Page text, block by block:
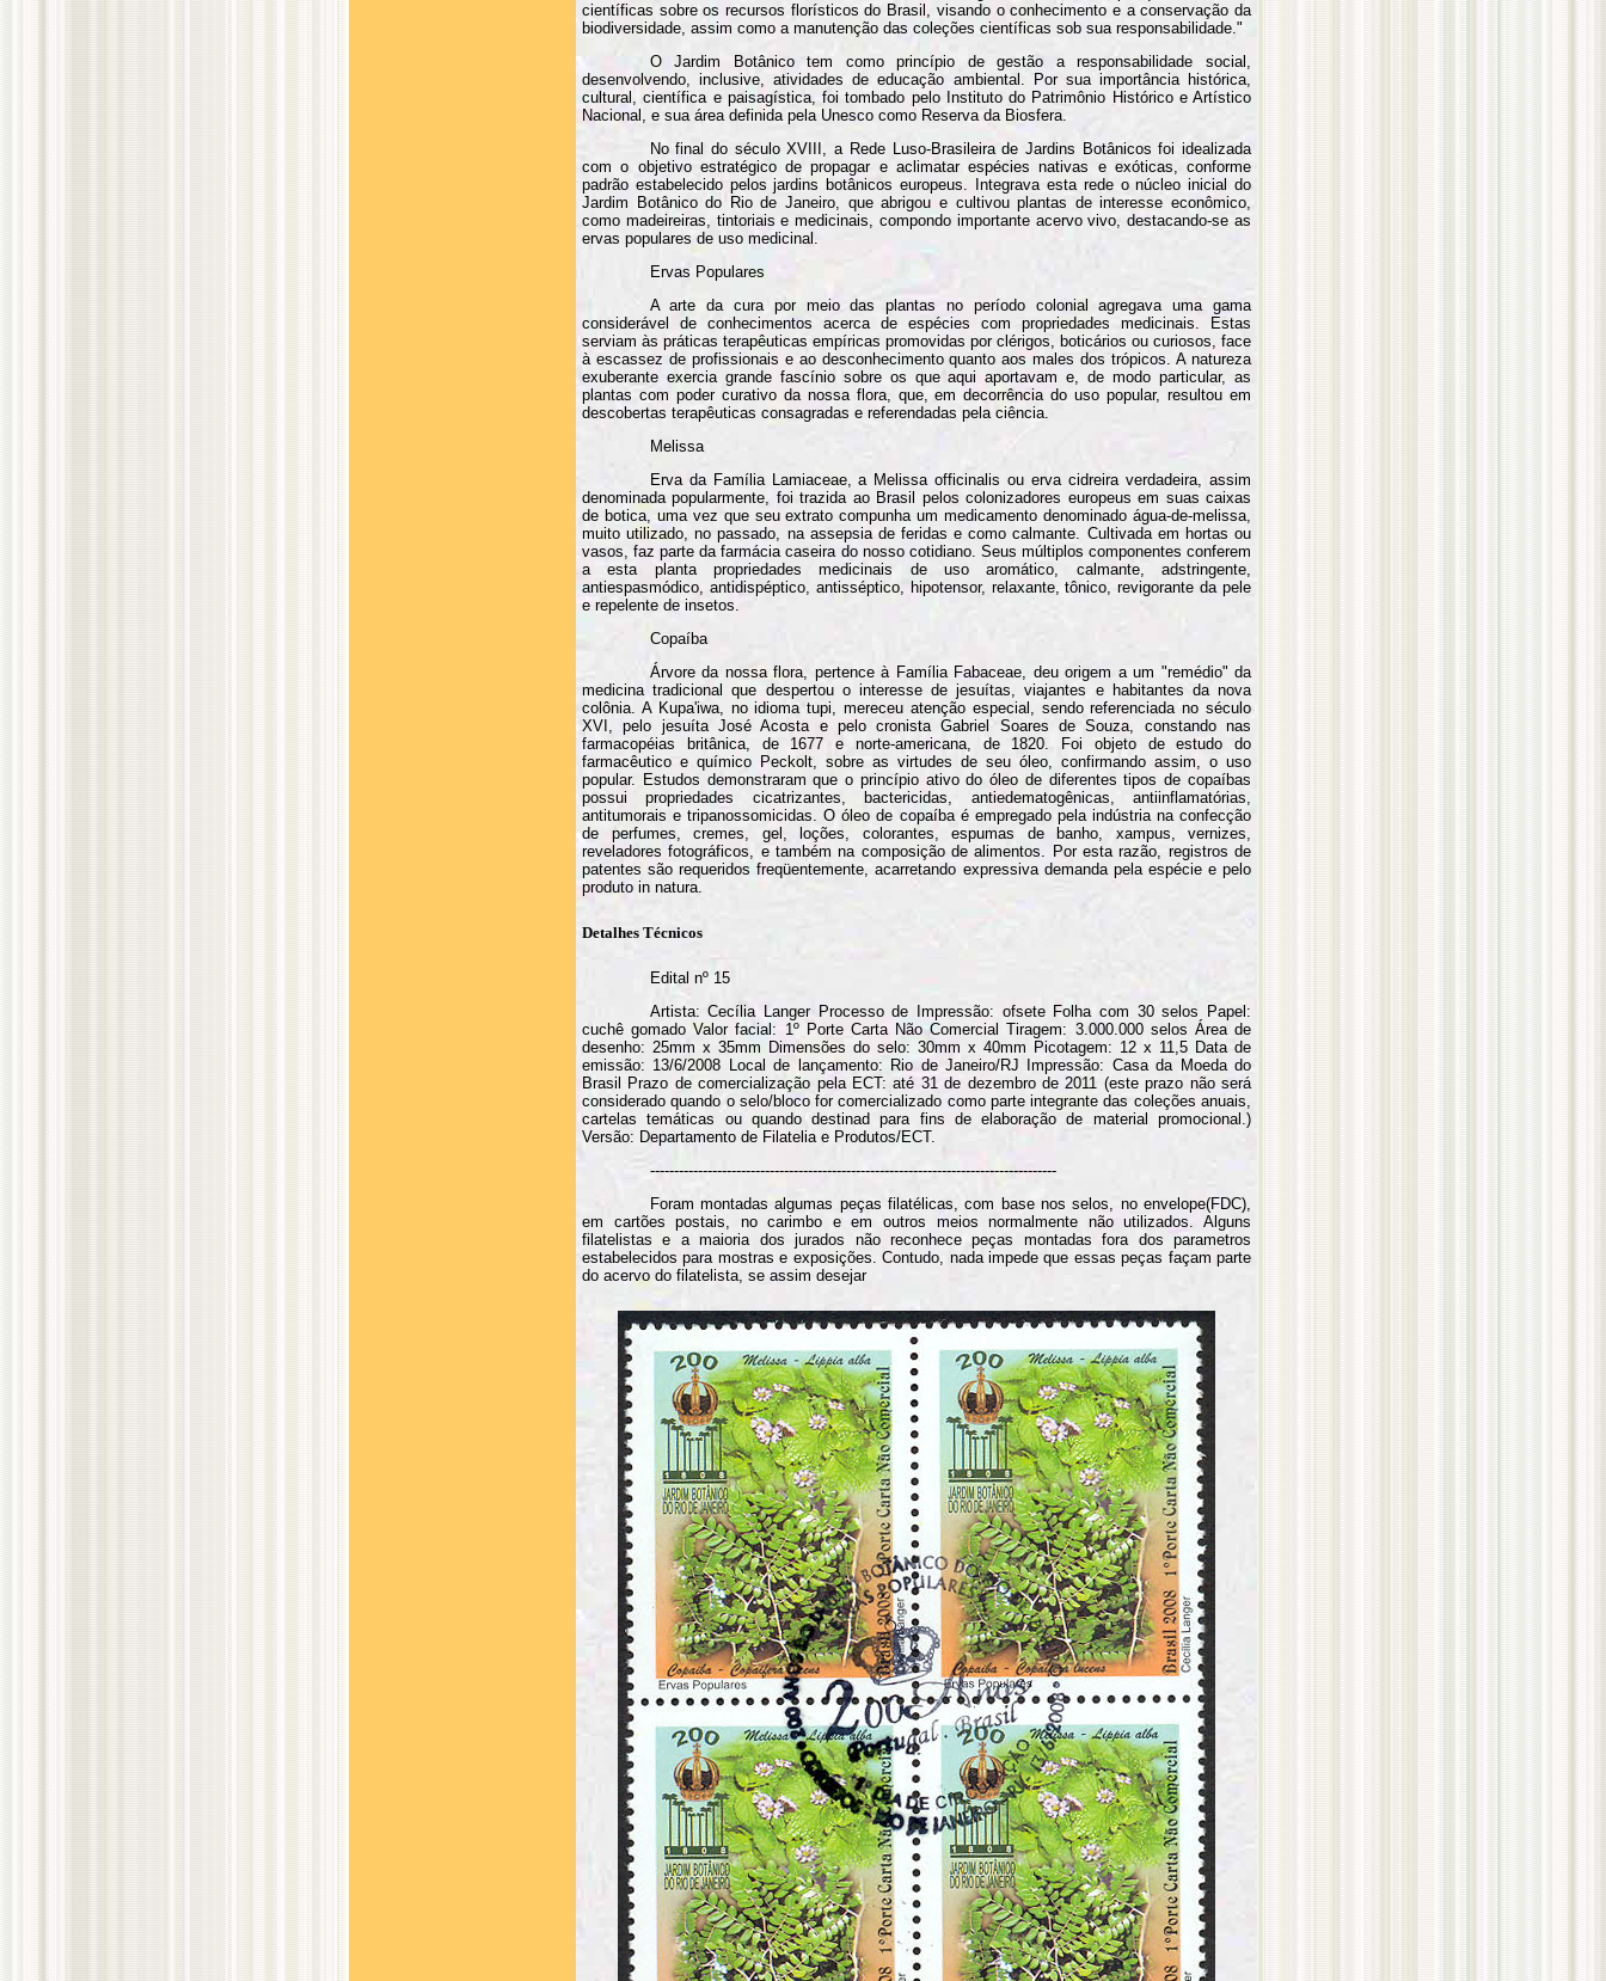
científicas sobre os recursos florísticos do Brasil, visando o conhecimento e a conservação da
biodiversidade, assim como a manutenção das coleções científicas sob sua responsabilidade."
O Jardim Botânico tem como princípio de gestão a responsabilidade social,
desenvolvendo, inclusive, atividades de educação ambiental. Por sua importância histórica,
cultural, científica e paisagística, foi tombado pelo Instituto do Patrimônio Histórico e Artístico
Nacional, e sua área definida pela Unesco como Reserva da Biosfera.
No final do século XVIII, a Rede Luso-Brasileira de Jardins Botânicos foi idealizada
com o objetivo estratégico de propagar e aclimatar espécies nativas e exóticas, conforme
padrão estabelecido pelos jardins botânicos europeus. Integrava esta rede o núcleo inicial do
Jardim Botânico do Rio de Janeiro, que abrigou e cultivou plantas de interesse econômico,
como madeireiras, tintoriais e medicinais, compondo importante acervo vivo, destacando-se as
ervas populares de uso medicinal.
Ervas Populares
A arte da cura por meio das plantas no período colonial agregava uma gama
considerável de conhecimentos acerca de espécies com propriedades medicinais. Estas
serviam às práticas terapêuticas empíricas promovidas por clérigos, boticários ou curiosos, face
à escassez de profissionais e ao desconhecimento quanto aos males dos trópicos. A natureza
exuberante exercia grande fascínio sobre os que aqui aportavam e, de modo particular, as
plantas com poder curativo da nossa flora, que, em decorrência do uso popular, resultou em
descobertas terapêuticas consagradas e referendadas pela ciência.
Melissa
Erva da Família Lamiaceae, a Melissa officinalis ou erva cidreira verdadeira, assim
denominada popularmente, foi trazida ao Brasil pelos colonizadores europeus em suas caixas
de botica, uma vez que seu extrato compunha um medicamento denominado água-de-melissa,
muito utilizado, no passado, na assepsia de feridas e como calmante. Cultivada em hortas ou
vasos, faz parte da farmácia caseira do nosso cotidiano. Seus múltiplos componentes conferem
a esta planta propriedades medicinais de uso aromático, calmante, adstringente,
antiespasmódico, antidispéptico, antisséptico, hipotensor, relaxante, tônico, revigorante da pele
e repelente de insetos.
Copaíba
Árvore da nossa flora, pertence à Família Fabaceae, deu origem a um "remédio" da
medicina tradicional que despertou o interesse de jesuítas, viajantes e habitantes da nova
colônia. A Kupa'iwa, no idioma tupi, mereceu atenção especial, sendo referenciada no século
XVI, pelo jesuíta José Acosta e pelo cronista Gabriel Soares de Souza, constando nas
farmacopéias britânica, de 1677 e norte-americana, de 1820. Foi objeto de estudo do
farmacêutico e químico Peckolt, sobre as virtudes de seu óleo, confirmando assim, o uso
popular. Estudos demonstraram que o princípio ativo do óleo de diferentes tipos de copaíbas
possui propriedades cicatrizantes, bactericidas, antiedematogênicas, antiinflamatórias,
antitumorais e tripanossomicidas. O óleo de copaíba é empregado pela indústria na confecção
de perfumes, cremes, gel, loções, colorantes, espumas de banho, xampus, vernizes,
reveladores fotográficos, e também na composição de alimentos. Por esta razão, registros de
patentes são requeridos freqüentemente, acarretando expressiva demanda pela espécie e pelo
produto in natura.
Detalhes Técnicos
Edital nº 15
Artista: Cecília Langer Processo de Impressão: ofsete Folha com 30 selos Papel:
cuchê gomado Valor facial: 1º Porte Carta Não Comercial Tiragem: 3.000.000 selos Área de
desenho: 25mm x 35mm Dimensões do selo: 30mm x 40mm Picotagem: 12 x 11,5 Data de
emissão: 13/6/2008 Local de lançamento: Rio de Janeiro/RJ Impressão: Casa da Moeda do
Brasil Prazo de comercialização pela ECT: até 31 de dezembro de 2011 (este prazo não será
considerado quando o selo/bloco for comercializado como parte integrante das coleções anuais,
cartelas temáticas ou quando destinad para fins de elaboração de material promocional.)
Versão: Departamento de Filatelia e Produtos/ECT.
-------------------------------------------------------------------------------------
Foram montadas algumas peças filatélicas, com base nos selos, no envelope(FDC),
em cartões postais, no carimbo e em outros meios normalmente não utilizados. Alguns
filatelistas e a maioria dos jurados não reconhece peças montadas fora dos parametros
estabelecidos para mostras e exposições. Contudo, nada impede que essas peças façam parte
do acervo do filatelista, se assim desejar